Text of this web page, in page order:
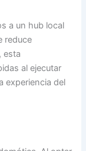
a un hub local
reduce
esta
al ejecutar
experiencia del